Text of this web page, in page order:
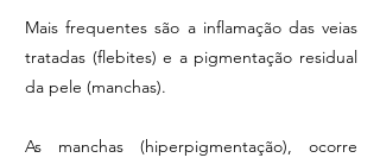
Mais frequentes são a inflamação das veias
tratadas (flebites) e a pigmentação residual
da pele (manchas).
As manchas (hiperpigmentação), ocorre